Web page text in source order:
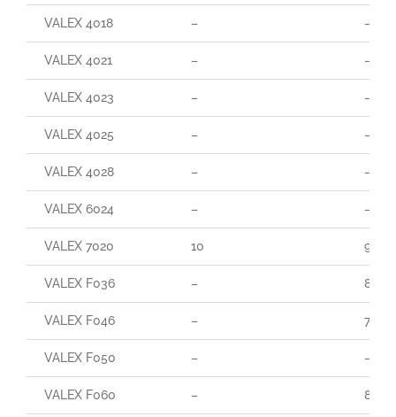
VALEX 4018 – –
VALEX 4021 – –
VALEX 4023 – –
VALEX 4025 – –
VALEX 4028 – –
VALEX 6024 – –
VALEX 7020 10 90
VALEX F036 – 80
VALEX F046 – 70
VALEX F050 – –
VALEX F060 – 85